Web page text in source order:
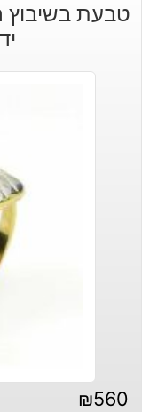
טבעת בשיבוץ
₪560